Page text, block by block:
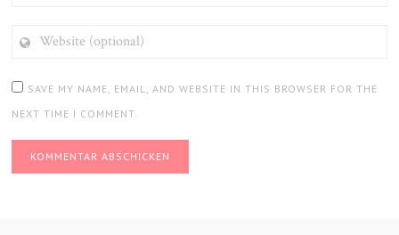
(OPTIONAL)
SAVE MY NAME, EMAIL, AND WEBSITE IN THIS BROWSER FOR THE
NEXT TIME I COMMENT.